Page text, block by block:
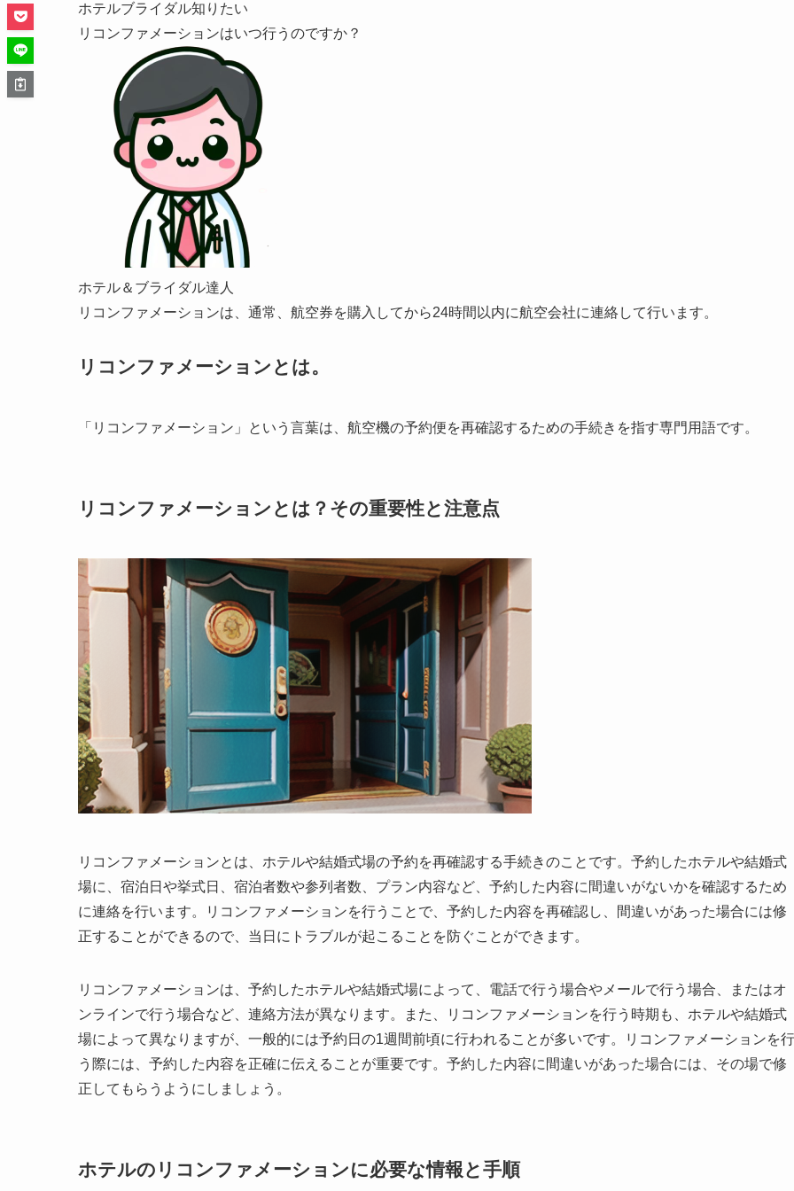
ホテルブライダル知りたい
リコンファメーションはいつ行うのですか？
ホテル＆ブライダル達人
リコンファメーションは、通常、航空券を購入してから24時間以内に航空会社に連絡して行います。
リコンファメーションとは。
「リコンファメーション」という言葉は、航空機の予約便を再確認するための手続きを指す専門用語です。
リコンファメーションとは？その重要性と注意点
リコンファメーションとは、ホテルや結婚式場の予約を再確認する手続きのことです。予約したホテルや結婚式
場に、宿泊日や挙式日、宿泊者数や参列者数、プラン内容など、予約した内容に間違いがないかを確認するため
に連絡を行います。リコンファメーションを行うことで、予約した内容を再確認し、間違いがあった場合には修
正することができるので、当日にトラブルが起こることを防ぐことができます。
リコンファメーションは、予約したホテルや結婚式場によって、電話で行う場合やメールで行う場合、またはオ
ンラインで行う場合など、連絡方法が異なります。
また、リコンファメーションを行う時期も、ホテルや結婚式
場によって異なりますが、一般的には予約日の1週間前頃に行われることが多いです。リコンファメーションを行
う際には、予約した内容を正確に伝えることが重要です。予約した内容に間違いがあった場合には、その場で修
正してもらうようにしましょう。
ホテルのリコンファメーションに必要な情報と手順